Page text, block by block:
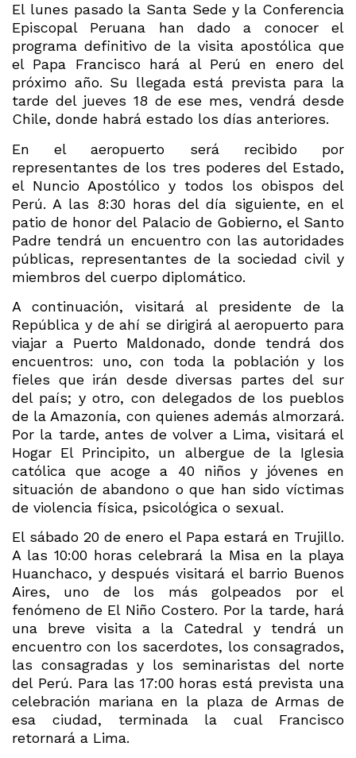
El lunes pasado la Santa Sede y la Conferencia
Episcopal Peruana han dado a conocer el
programa definitivo de la visita apostólica que
el Papa Francisco hará al Perú en enero del
próximo año. Su llegada está prevista para la
tarde del jueves 18 de ese mes, vendrá desde
Chile, donde habrá estado los días anteriores.
En el aeropuerto será recibido por
representantes de los tres poderes del Estado,
el Nuncio Apostólico y todos los obispos del
Perú. A las 8:30 horas del día siguiente, en el
patio de honor del Palacio de Gobierno, el Santo
Padre tendrá un encuentro con las autoridades
públicas, representantes de la sociedad civil y
miembros del cuerpo diplomático.
A continuación, visitará al presidente de la
República y de ahí se dirigirá al aeropuerto para
viajar a Puerto Maldonado, donde tendrá dos
encuentros: uno, con toda la población y los
fieles que irán desde diversas partes del sur
del país; y otro, con delegados de los pueblos
de la Amazonía, con quienes además almorzará.
Por la tarde, antes de volver a Lima, visitará el
Hogar El Principito, un albergue de la Iglesia
católica que acoge a 40 niños y jóvenes en
situación de abandono o que han sido víctimas
de violencia física, psicológica o sexual.
El sábado 20 de enero el Papa estará en Trujillo.
A las 10:00 horas celebrará la Misa en la playa
Huanchaco, y después visitará el barrio Buenos
Aires, uno de los más golpeados por el
fenómeno de El Niño Costero. Por la tarde, hará
una breve visita a la Catedral y tendrá un
encuentro con los sacerdotes, los consagrados,
las consagradas y los seminaristas del norte
del Perú. Para las 17:00 horas está prevista una
celebración mariana en la plaza de Armas de
esa ciudad, terminada la cual Francisco
retornará a Lima.